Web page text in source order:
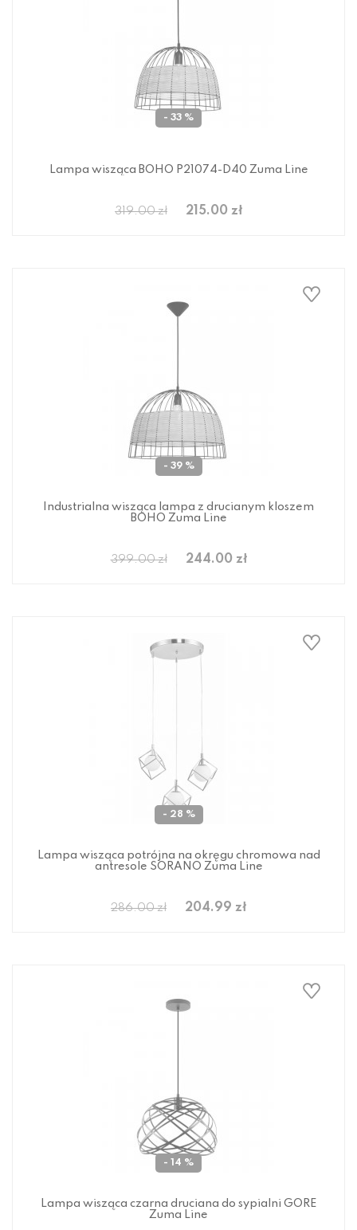
- 33 %
Lampa wisząca BOHO P21074-D40 Zuma Line
319.00 zł 215.00 zł
- 39 %
Industrialna wisząca lampa z drucianym kloszem
BOHO Zuma Line
399.00 zł 244.00 zł
- 28 %
Lampa wisząca potrójna na okręgu chromowa nad
antresole SORANO Zuma Line
286.00 zł 204.99 zł
- 14 %
Lampa wisząca czarna druciana do sypialni GORE
Zuma Line